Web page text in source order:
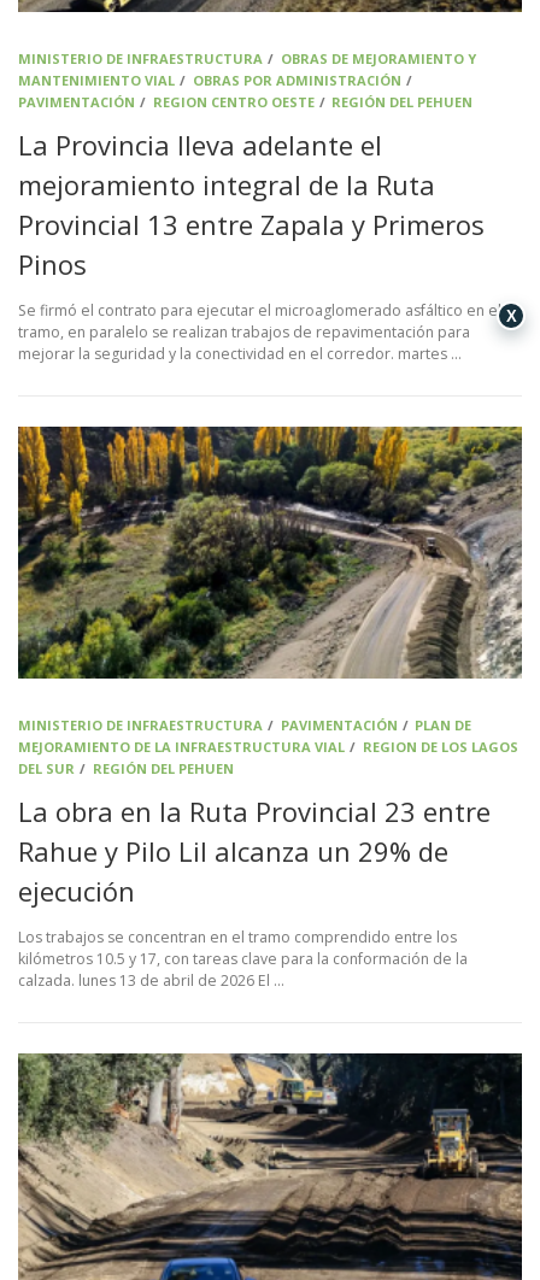
MINISTERIO DE INFRAESTRUCTURA / OBRAS DE MEJORAMIENTO Y
MANTENIMIENTO VIAL / OBRAS POR ADMINISTRACIÓN /
PAVIMENTACIÓN / REGION CENTRO OESTE/ REGIÓN DEL PEHUEN
La Provincia lleva adelante el
mejoramiento integral de la Ruta
Provincial 13 entre Zapala y Primeros
Pinos
Se firmó el contrato para ejecutar el microaglomerado asfáltico en el
tramo, en paralelo se realizan trabajos de repavimentación para
mejorar la seguridad y la conectividad en el corredor. martes …
MINISTERIO DE INFRAESTRUCTURA / PAVIMENTACIÓN / PLAN DE
MEJORAMIENTO DE LA INFRAESTRUCTURA VIAL / REGION DE LOS LAGOS
DEL SUR / REGIÓN DEL PEHUEN
La obra en la Ruta Provincial 23 entre
Rahue y Pilo Lil alcanza un 29% de
ejecución
Los trabajos se concentran en el tramo comprendido entre los
kilómetros 10.5 y 17, con tareas clave para la conformación de la
calzada. lunes 13 de abril de 2026 El …
X